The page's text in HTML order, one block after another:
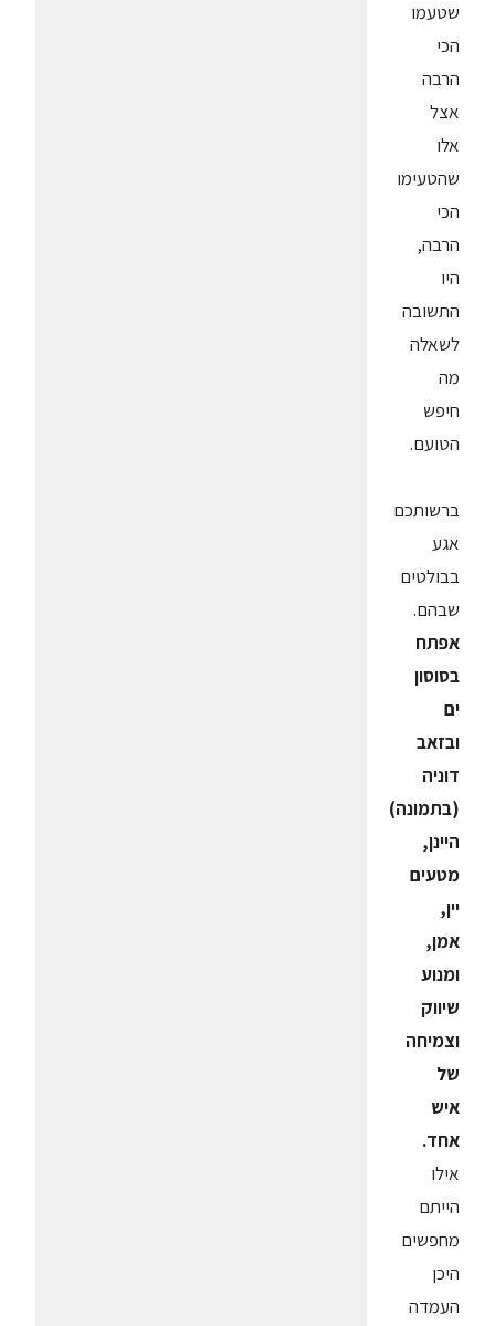
שטעמו
הכי
הרבה
אצל
אלו
שהטעימו
הכי
הרבה,
היו
התשובה
לשאלה
מה
חיפש
הטועם.
ברשותכם
אגע
בבולטים
שבהם.
אפתח
בסוסון
ים
ובזאב
דוניה
(בתמונה)
היינן,
מטעים
יין,
אמן,
ומנוע
שיווק
וצמיחה
של
איש
אחד.
אילו
הייתם
מחפשים
היכן
העמדה